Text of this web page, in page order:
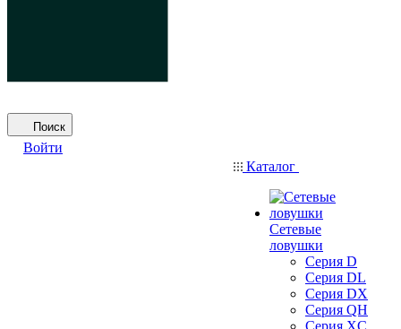
Поиск
Войти
Каталог
Сетевые
ловушки
Серия D
Серия DL
Серия DX
Серия QH
Серия XC